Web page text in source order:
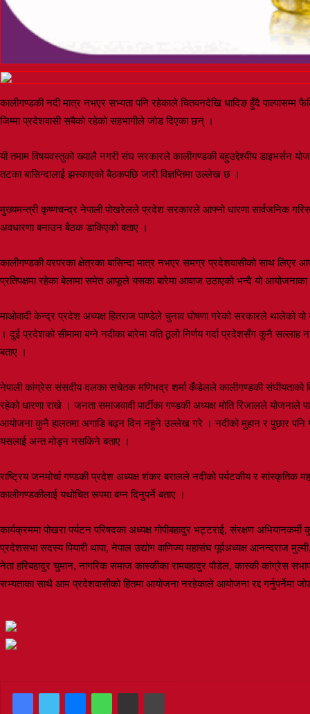
कालीगण्डकी नदी मात्र नभएर सभ्यता पनि रहेकाले चितवनदेखि धादिङ हुँदै पाल्पासम्म
जिम्मा प्रदेशवासी सबैको रहेको सहभागीले जोड दिएका छन् ।
यी तमाम विषयवस्तुको ख्यालै नगरी संघ सरकारले कालीगण्डकी बहुउद्देश्यीय डाइभर्सन
तटका बासिन्दालाई झस्काएको बैठकपछि जारी विज्ञप्तिमा उल्लेख छ ।
मुख्यमन्त्री कृष्णचन्द्र नेपाली पोखरेलले प्रदेश सरकारले आफ्नो धारणा सार्वजनिक
अवधारणा बनाउन बैठक डाकिएको बताए ।
कालीगण्डकी वरपरका क्षेत्रका बासिन्दा मात्र नभएर समग्र प्रदेशवासीको साथ लिएर
प्रतिपक्षमा रहेका बेलामा समेत आफूले यसका बारेमा आवाज उठाएको भन्दै यो
माओवादी केन्द्र प्रदेश अध्यक्ष हितराज पाण्डेले चुनाव घोषणा गरेको सरकारले थालेको
। दुई प्रदेशको सीमामा बग्ने नदीका बारेमा यति ठूलो निर्णय गर्दा प्रदेशसँग कुनै
बताए ।
नेपाली कांग्रेस संसदीय दलका सचेतक मणिभद्र शर्मा कँडेलले कालीगण्डकी संघीयताको
रहेको धारणा राखे । जनता समाजवादी पार्टीका गण्डकी अध्यक्ष मोति रिजालले
आयोजना कुनै हालतमा अगाडि बढ्न दिन नहुने उल्लेख गरे । नदीको मुहान र पुछार
यसलाई अन्त मोड्न नसकिने बताए ।
राष्ट्रिय जनमोर्चा गण्डकी प्रदेश अध्यक्ष शंकर बरालले नदीको पर्यटकीय र सांस्कृतिक
कालीगण्डकीलाई यथोचित रूपमा बग्न दिनुपर्ने बताए ।
कार्यक्रममा पोखरा पर्यटन परिषदका अध्यक्ष गोपीबहादुर भट्टराई, संरक्षण
प्रदेशसभा सदस्य पियारी थापा, नेपाल उद्योग वाणिज्य महासंघ पूर्वअध्यक्ष आनन्दराज
नेता हरिबहादुर चुमान, नागरिक समाज कास्कीका रामबहादुर पौडेल, कास्की कांग्रेस
सभ्यताका साथै आम प्रदेशवासीको हितमा आयोजना नरहेकाले आयोजना रद्द गर्नुपर्नेमा